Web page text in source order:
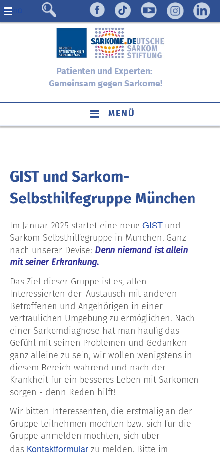
Menü
Patienten und Experten:
Gemeinsam gegen Sarkome!
MENÜ
GIST und Sarkom-
Selbsthilfegruppe München
Im Januar 2025 startet eine neue GIST und
Sarkom-Selbsthilfegruppe in München. Ganz
nach unserer Devise: Denn niemand ist allein
mit seiner Erkrankung.
Das Ziel dieser Gruppe ist es, allen
Interessierten den Austausch mit anderen
Betroffenen und Angehörigen in einer
vertraulichen Umgebung zu ermöglichen. Nach
einer Sarkomdiagnose hat man häufig das
Gefühl mit seinen Problemen und Gedanken
ganz alleine zu sein, wir wollen wenigstens in
diesem Bereich während und nach der
Krankheit für ein besseres Leben mit Sarkomen
sorgen - denn Reden hilft!
Wir bitten Interessenten, die erstmalig an der
Gruppe teilnehmen möchten bzw. sich für die
Gruppe anmelden möchten, sich über
das Kontaktformular zu melden. Bitte im